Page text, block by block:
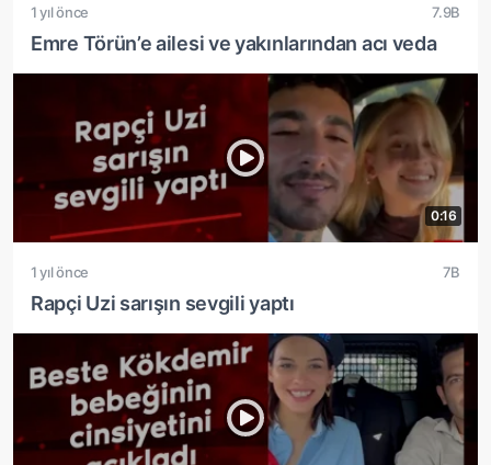
1 yıl önce 7.9B
Emre Törün’e ailesi ve yakınlarından acı veda
0:16
1 yıl önce 7B
Rapçi Uzi sarışın sevgili yaptı